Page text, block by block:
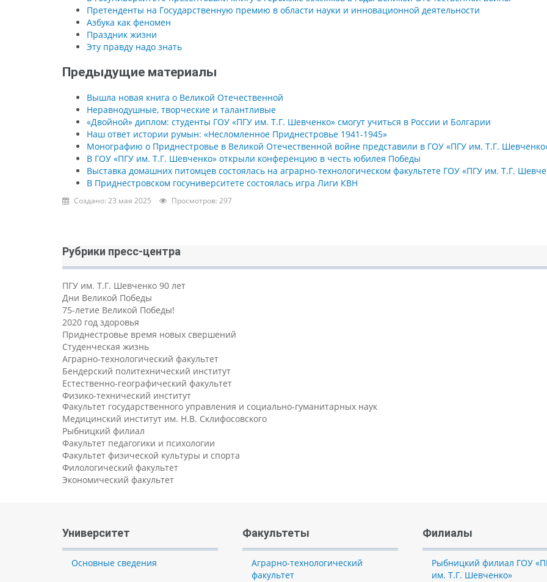
Претенденты на Государственную премию в области науки и инновационной деятельности
Азбука как феномен
Праздник жизни
Эту правду надо знать
Предыдущие материалы
Вышла новая книга о Великой Отечественной
Неравнодушные, творческие и талантливые
«Двойной» диплом: студенты ГОУ «ПГУ им. Т.Г. Шевченко» смогут учиться в России и Болгарии
Наш ответ истории румын: «Несломленное Приднестровье 1941-1945»
Монографию о Приднестровье в Великой Отечественной войне представили в ГОУ «ПГУ им. Т.Г.
В ГОУ «ПГУ им. Т.Г. Шевченко» открыли конференцию в честь юбилея Победы
Выставка домашних питомцев состоялась на аграрно-технологическом факультете ГОУ «ПГУ им. Т.Г.
В Приднестровском госуниверситете состоялась игра Лиги КВН
Создано: 23 мая 2025 Просмотров: 297
Рубрики пресс-центра
ПГУ им. Т.Г. Шевченко 90 лет
Дни Великой Победы
75-летие Великой Победы!
2020 год здоровья
Приднестровье время новых свершений
Студенческая жизнь
Аграрно-технологический факультет
Бендерский политехнический институт
Естественно-географический факультет
Физико-технический институт
Факультет государственного управления и социально-гуманитарных наук
Медицинский институт им. Н.В. Склифосовского
Рыбницкий филиал
Факультет педагогики и психологии
Факультет физической культуры и спорта
Филологический факультет
Экономический факультет
Университет
Основные сведения
Факультеты
Аграрно-технологический
факультет
Филиалы
Рыбницкий филиал ГОУ
им. Т.Г. Шевченко»